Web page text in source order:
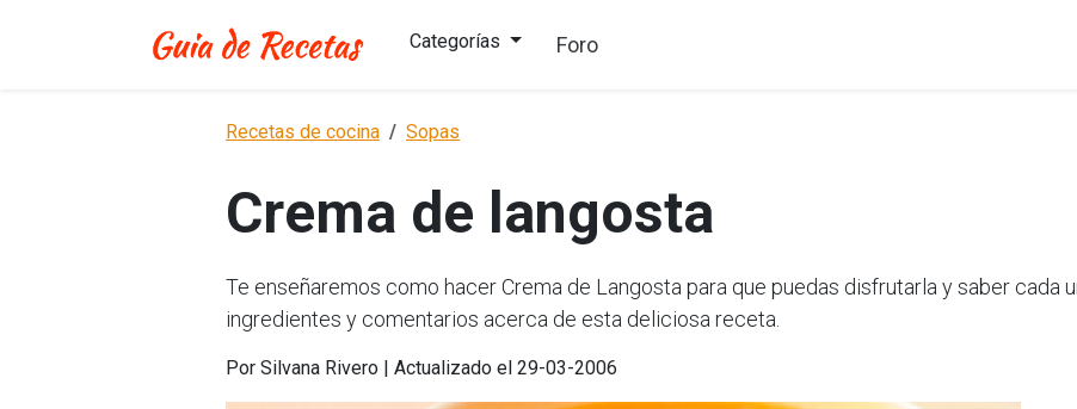
Categorías Foro
Recetas de cocina Sopas
Crema de langosta
Te enseñaremos como hacer Crema de Langosta para que puedas disfrutarla y saber cada
ingredientes y comentarios acerca de esta deliciosa receta.
Por Silvana Rivero | Actualizado el 29-03-2006